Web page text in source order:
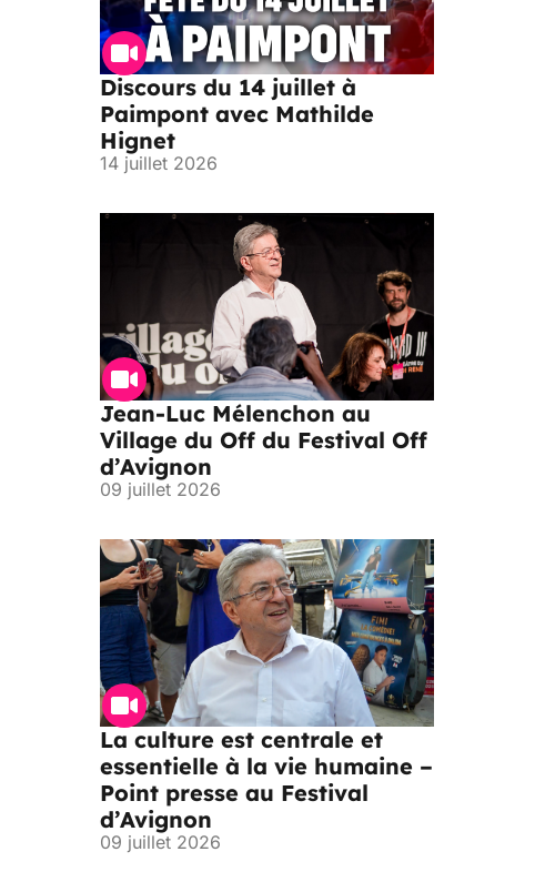
Discours du 14 juillet à
Paimpont avec Mathilde
Hignet
14 juillet 2026
Jean-Luc Mélenchon au
Village du Off du Festival Off
d’Avignon
09 juillet 2026
La culture est centrale et
essentielle à la vie humaine –
Point presse au Festival
d’Avignon
09 juillet 2026